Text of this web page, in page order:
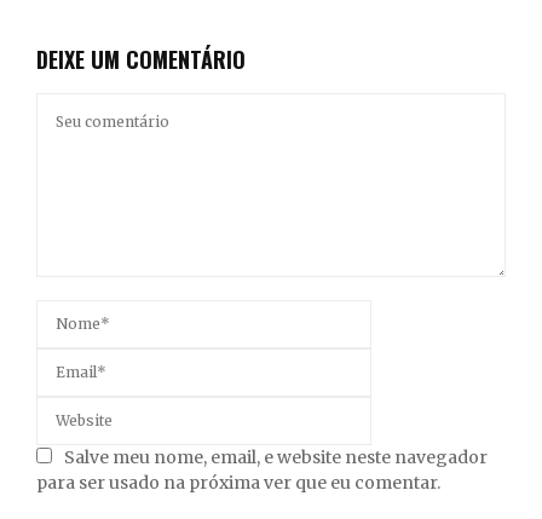
DEIXE UM COMENTÁRIO
Salve meu nome, email, e website neste navegador
para ser usado na próxima ver que eu comentar.